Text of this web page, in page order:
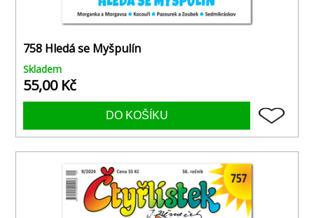
758 Hledá se Myšpulín
Skladem
55,00 Kč